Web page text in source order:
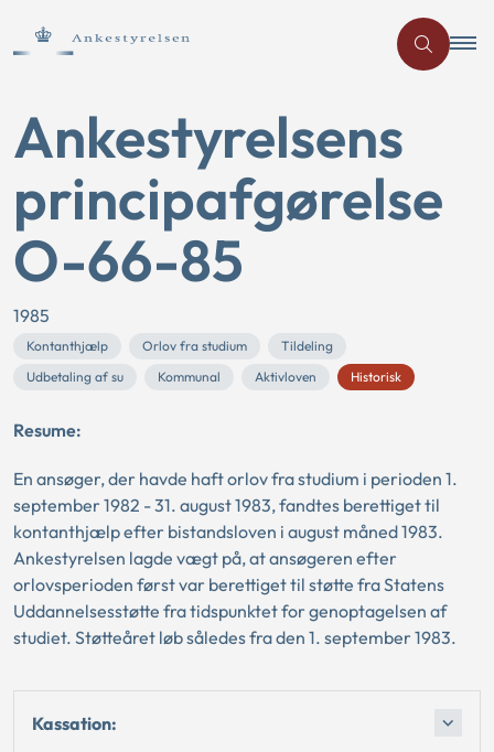
Ankestyrelsens
principafgørelse
O-66-85
1985
Kontanthjælp Orlov fra studium
Tildeling
Udbetaling af su
Kommunal Aktivloven Historisk
Resume:
En ansøger, der havde haft orlov fra studium i perioden 1.
september 1982 - 31. august 1983, fandtes berettiget til
kontanthjælp efter bistandsloven i august måned 1983.
Ankestyrelsen lagde vægt på, at ansøgeren efter
orlovsperioden først var berettiget til støtte fra Statens
Uddannelsesstøtte fra tidspunktet for genoptagelsen af
studiet. Støtteåret løb således fra den 1. september 1983.
Kassation: